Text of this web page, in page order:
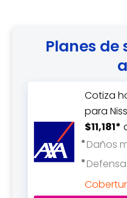
Planes
Cotiza
para
$11,181*
Daños